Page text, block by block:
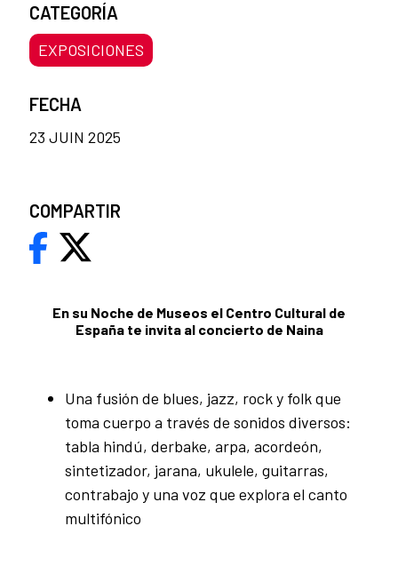
En su Noche de Museos el Centro Cultural de
España te invita al concierto de Naina
Una fusión de blues, jazz, rock y folk que
toma cuerpo a través de sonidos diversos:
tabla hindú, derbake, arpa, acordeón,
sintetizador, jarana, ukulele, guitarras,
contrabajo y una voz que explora el canto
multifónico
CATEGORÍA
EXPOSICIONES
FECHA
23 JUIN 2025
COMPARTIR